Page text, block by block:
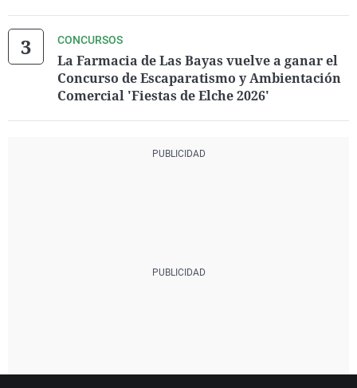
CONCURSOS
La Farmacia de Las Bayas vuelve a ganar el
Concurso de Escaparatismo y Ambientación
Comercial 'Fiestas de Elche 2026'